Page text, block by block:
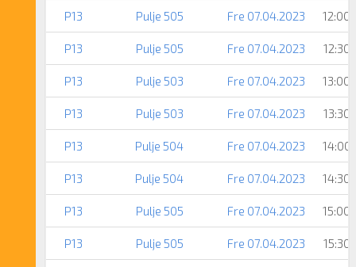
P13 Pulje 505 Fre 07.04.2023 12:00
P13 Pulje 505 Fre 07.04.2023 12:30
P13 Pulje 503 Fre 07.04.2023 13:00
P13 Pulje 503 Fre 07.04.2023 13:30
P13 Pulje 504 Fre 07.04.2023 14:00
P13 Pulje 504 Fre 07.04.2023 14:30
P13 Pulje 505 Fre 07.04.2023 15:00
P13 Pulje 505 Fre 07.04.2023 15:30